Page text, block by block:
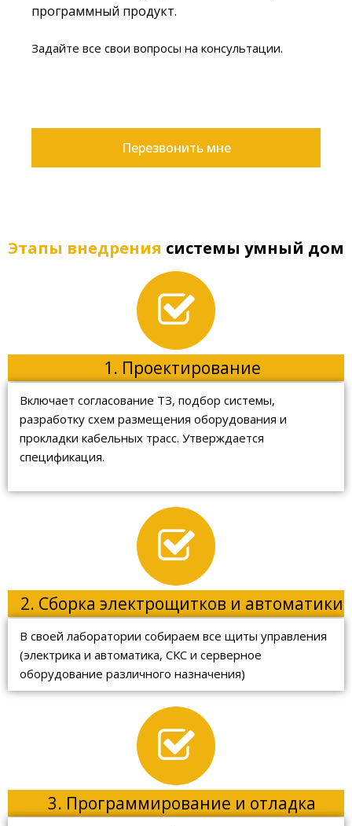
программный продукт.
Задайте все свои вопросы на консультации.
Перезвонить мне
Этапы внедрения системы умный дом
1. Проектирование
Включает согласование ТЗ, подбор системы,
разработку схем размещения оборудования и
прокладки кабельных трасс. Утверждается
спецификация.
2. Сборка электрощитков и автоматики
В своей лаборатории собираем все щиты управления
(электрика и автоматика, СКС и серверное
оборудование различного назначения)
3. Программирование и отладка